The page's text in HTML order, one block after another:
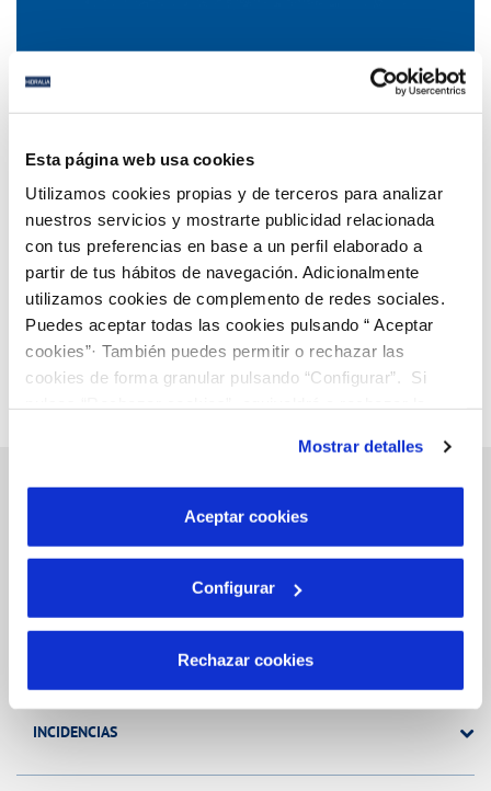
Esta página web usa cookies
Utilizamos cookies propias y de terceros para analizar
nuestros servicios y mostrarte publicidad relacionada
con tus preferencias en base a un perfil elaborado a
partir de tus hábitos de navegación. Adicionalmente
utilizamos cookies de complemento de redes sociales.
Puedes aceptar todas las cookies pulsando “ Aceptar
cookies”· También puedes permitir o rechazar las
cookies de forma granular pulsando “Configurar”. Si
son indispensables para que el sitio web funcione y que
por tanto no se pueden desactivar. Puedes consultar
más información en nuestraPolítica de Cookies
Mostrar detalles
Aceptar cookies
Configurar
Rechazar cookies
Restricciones nocturnas de abastecimiento de
Página 42 de 112
Anterior Siguiente
Gestiones Online
FACTURAS, PAGOS Y CONSUMOS
MODIFICACIÓN DE DATOS
INCIDENCIAS